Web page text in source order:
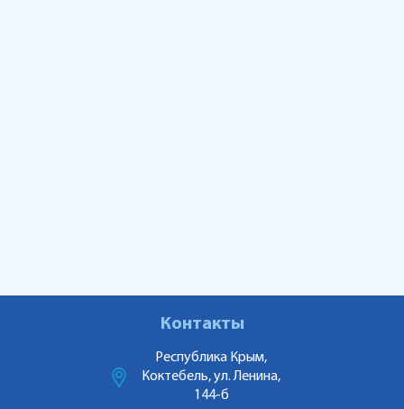
Контакты
Республика Крым,
Коктебель, ул. Ленина,
144-б